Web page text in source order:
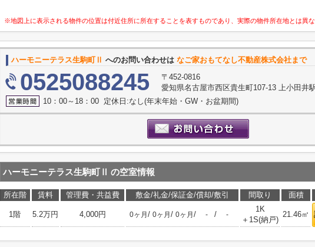
※地図上に表示される物件の位置は付近住所に所在することを表すものであり、実際の物件所在地とは異な
ハーモニーテラス生駒町Ⅱ へのお問い合わせは なご家おもてなし不動産株式会社まで
0525088245
〒452-0816
愛知県名古屋市西区貴生町107-13 上小田井
10：00～18：00 定休日:なし(年末年始・GW・お盆期間)
ハーモニーテラス生駒町Ⅱ の空室情報
所在階 賃料 管理費・共益費 敷金/礼金/保証金/償却/敷引 間取り 面積
1階 5.2万円 4,000円 0ヶ月 / 0ヶ月 / 0ヶ月 / - / -
1K
＋1S(納戸)
21.46㎡